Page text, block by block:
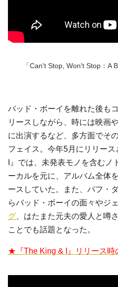
「Can't Stop, Won't Stop：A
バッド・ボーイを離れた後も
リースしながら、時には映画
に出演するなど、多方面でそ
フェイス。今年5月にリリー
I』 では、未発表モノを含むノ
ーカルを元に、アルバム全体
ースしていた。
また、パフ・
らバッド・ボーイの面々やジ
グ 、はたまた元夫の愛人と噂
ことでも話題となった。
★『The King & I』 リリース時